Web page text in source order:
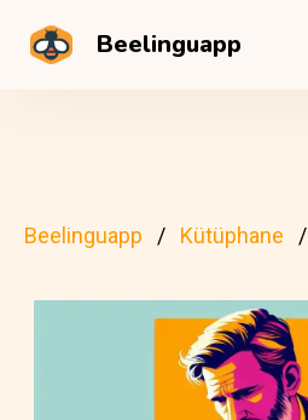
Beelinguapp
Beelinguapp Kütüphane